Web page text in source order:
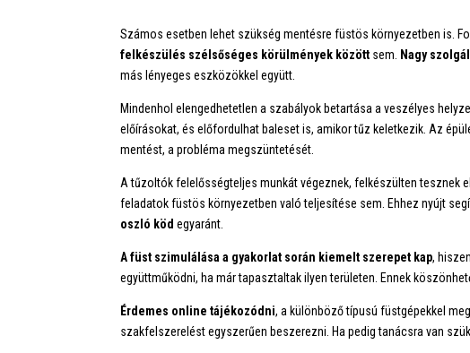
Számos esetben lehet szükség mentésre füstös környezetben is.
felkészülés szélsőséges körülmények között sem. Nagy
más lényeges eszközökkel együtt.
Mindenhol elengedhetetlen a szabályok betartása a veszélyes
előírásokat, és előfordulhat baleset is, amikor tűz keletkezik. Az
mentést, a probléma megszüntetését.
A tűzoltók felelősségteljes munkát végeznek, felkészülten tesznek
feladatok füstös környezetben való teljesítése sem. Ehhez nyújt
oszló köd egyaránt.
A füst szimulálása a gyakorlat során kiemelt szerepet kap,
együttműködni, ha már tapasztaltak ilyen területen. Ennek
Érdemes online tájékozódni, a különböző típusú füstgépekkel
szakfelszerelést egyszerűen beszerezni. Ha pedig tanácsra van